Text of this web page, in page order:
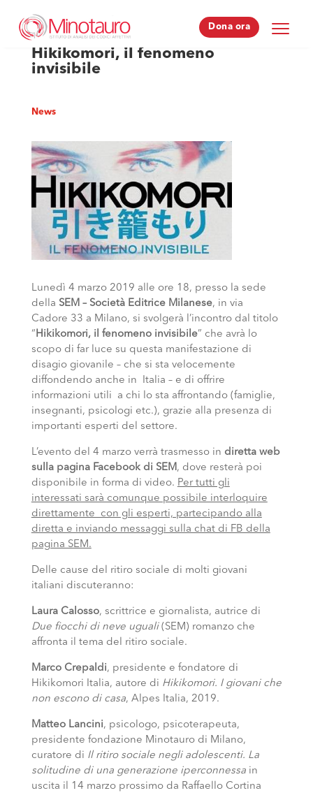
Dona ora
Dona ora
Hikikomori, il fenomeno
invisibile
News
Lunedì 4 marzo 2019 alle ore 18, presso la sede
della SEM – Società Editrice Milanese, in via
Cadore 33 a Milano, si svolgerà l’incontro dal titolo
“Hikikomori, il fenomeno invisibile” che avrà lo
scopo di far luce su questa manifestazione di
disagio giovanile – che si sta velocemente
diffondendo anche in Italia – e di offrire
informazioni utili a chi lo sta affrontando (famiglie,
insegnanti, psicologi etc.), grazie alla presenza di
importanti esperti del settore.
L’evento del 4 marzo verrà trasmesso in diretta web
sulla pagina Facebook di SEM, dove resterà poi
disponibile in forma di video. Per tutti gli
interessati sarà comunque possibile interloquire
direttamente con gli esperti, partecipando alla
diretta e inviando messaggi sulla chat di FB della
pagina SEM.
Delle cause del ritiro sociale di molti giovani
italiani discuteranno:
Laura Calosso, scrittrice e giornalista, autrice di
Due fiocchi di neve uguali(SEM) romanzo che
affronta il tema del ritiro sociale.
Marco Crepaldi, presidente e fondatore di
Hikikomori Italia, autore di Hikikomori. I giovani che
non escono di casa, Alpes Italia, 2019.
Matteo Lancini, psicologo, psicoterapeuta,
presidente fondazione Minotauro di Milano,
curatore di Il ritiro sociale negli adolescenti. La
solitudine di una generazione iperconnessain
uscita il 14 marzo prossimo da Raffaello Cortina